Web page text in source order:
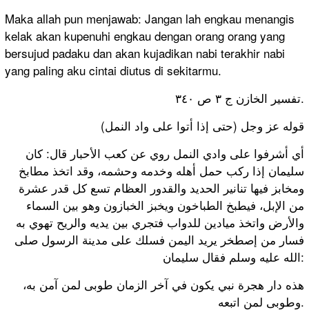
Maka allah pun menjawab: Jangan lah engkau menangis
kelak akan kupenuhi engkau dengan orang orang yang
bersujud padaku dan akan kujadikan nabi terakhir nabi
yang paling aku cintai diutus di sekitarmu.
تفسير الخازن ج ٣ ص ٣٤٠.
ﻗﻮﻟﻪ ﻋﺰ ﻭﺟﻞ (ﺣﺘﻰ ﺇﺫا ﺃﺗﻮا ﻋﻠﻰ ﻭاﺩ اﻟﻨﻤﻞ)
ﺃﻱ ﺃﺷﺮﻓﻮا ﻋﻠﻰ ﻭاﺩﻱ اﻟﻨﻤﻞ ﺭﻭﻱ ﻋﻦ ﻛﻌﺐ اﻷﺣﺒﺎﺭ ﻗﺎﻝ: ﻛﺎﻥ
ﺳﻠﻴﻤﺎﻥ ﺇﺫا ﺭﻛﺐ ﺣﻤﻞ ﺃﻫﻠﻪ ﻭﺧﺪﻣﻪ ﻭﺣﺸﻤﻪ، ﻭﻗﺪ اﺗﺨﺬ ﻣﻄﺎﺑﺦ
ﻭﻣﺨﺎﺑﺰ ﻓﻴﻬﺎ ﺗﻨﺎﻧﻴﺮ اﻟﺤﺪﻳﺪ ﻭاﻟﻘﺪﻭﺭ اﻟﻌﻈﺎﻡ ﺗﺴﻊ ﻛﻞ ﻗﺪﺭ ﻋﺸﺮﺓ
ﻣﻦ اﻹﺑﻞ، ﻓﻴﻄﺒﺦ اﻟﻄﺒﺎﺧﻮﻥ ﻭﻳﺨﺒﺰ اﻟﺨﺒﺎﺯﻭﻥ ﻭﻫﻮ ﺑﻴﻦ اﻟﺴﻤﺎء
ﻭاﻷﺭﺽ ﻭاﺗﺨﺬ ﻣﻴﺎﺩﻳﻦ ﻟﻠﺪﻭاﺏ ﻓﺘﺠﺮﻱ ﺑﻴﻦ ﻳﺪﻳﻪ ﻭاﻟﺮﻳﺢ ﺗﻬﻮﻱ ﺑﻪ
ﻓﺴﺎﺭ ﻣﻦ ﺇﺻﻄﺨﺮ ﻳﺮﻳﺪ اﻟﻴﻤﻦ ﻓﺴﻠﻚ ﻋﻠﻰ ﻣﺪﻳﻨﺔ اﻟﺮﺳﻮﻝ ﺻﻠﻰ
اﻟﻠﻪ ﻋﻠﻴﻪ ﻭﺳﻠﻢ ﻓﻘﺎﻝ ﺳﻠﻴﻤﺎﻥ:
ﻫﺬﻩ ﺩاﺭ ﻫﺠﺮﺓ ﻧﺒﻲ ﻳﻜﻮﻥ ﻓﻲ ﺁﺧﺮ اﻟﺰﻣﺎﻥ ﻃﻮﺑﻰ ﻟﻤﻦ ﺁﻣﻦ ﺑﻪ،
ﻭﻃﻮﺑﻰ ﻟﻤﻦ اﺗﺒﻌﻪ.